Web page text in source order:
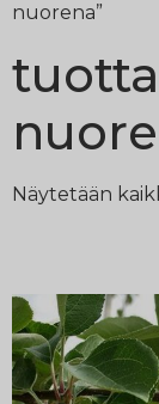
nuorena”
Näytetään